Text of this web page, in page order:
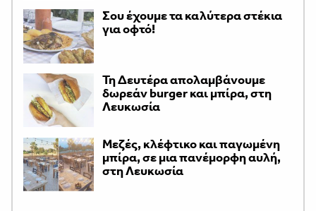
Σου έχουμε τα καλύτερα στέκια
για οφτό!
Τη Δευτέρα απολαμβάνουμε
δωρεάν burger και μπίρα, στη
Λευκωσία
Μεζές, κλέφτικο και παγωμένη
μπίρα, σε μια πανέμορφη αυλή,
στη Λευκωσία